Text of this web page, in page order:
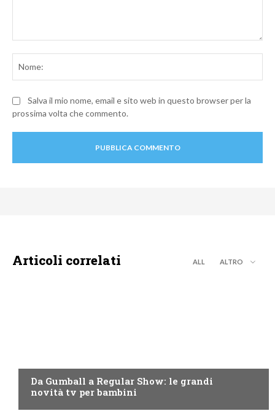
Salva il mio nome, email e sito web in questo browser per la
prossima volta che commento.
Articoli correlati ALL ALTRO
Da Gumball a Regular Show: le grandi
novità tv per bambini